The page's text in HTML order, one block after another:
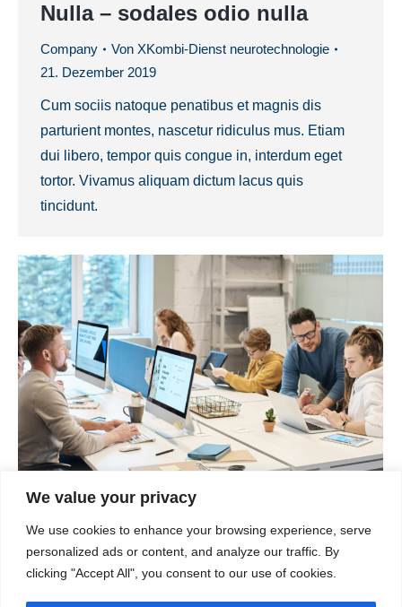
We value your privacy
We use cookies to enhance your browsing experience, serve
personalized ads or content, and analyze our traffic. By
clicking "Accept All", you consent to our use of cookies.
Nulla – sodales odio nulla
Company Von XKombi-Dienst neurotechnologie
21. Dezember 2019
Cum sociis natoque penatibus et magnis dis
parturient montes, nascetur ridiculus mus. Etiam
dui libero, tempor quis congue in, interdum eget
tortor. Vivamus aliquam dictum lacus quis
tincidunt.
Nam eu ex turpis
Industry VonXKombi-Dienst neurotechnologie